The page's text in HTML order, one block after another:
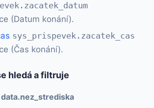
(Datum konání).
sys_prispevek.zacatek_cas
(Čas konání).
hledá a filtruje
data.nez_strediska